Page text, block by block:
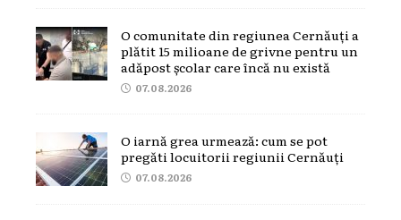
O comunitate din regiunea Cernăuți a
plătit 15 milioane de grivne pentru un
adăpost școlar care încă nu există
07.08.2026
O iarnă grea urmează: cum se pot
pregăti locuitorii regiunii Cernăuți
07.08.2026